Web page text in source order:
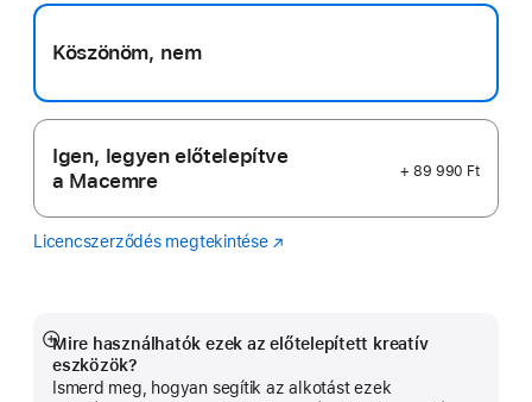
Köszönöm, nem
Igen, legyen előtelepítve
a Macemre
+ 89 990 Ft
Licencszerződés megtekintéseLogic
(Új
Mire használhatók ezek az előtelepített kreatív
eszközök?
Ismerd meg, hogyan segítik az alkotást ezek
Bővebb
információ